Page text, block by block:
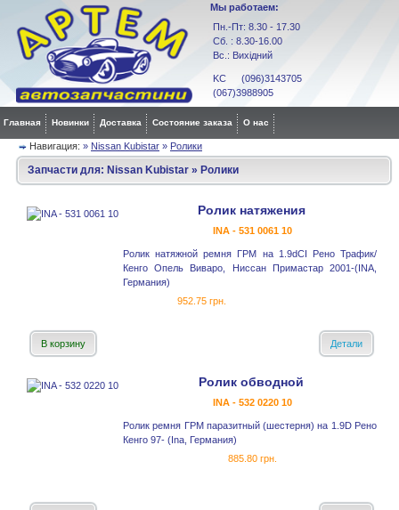
Мы работаем:
Пн.-Пт: 8.30 - 17.30
Сб. : 8.30-16.00
Вс.: Вихідний
KC (096)3143705
(067)3988905
Главная Новинки Доставка Состояние заказа О нас
Навигация: » Nissan Kubistar » Ролики
Запчасти для: Nissan Kubistar » Ролики
Ролик натяжения
INA - 531 0061 10
Ролик натяжной ремня ГРМ на 1.9dCI Рено Трафик/
Кенго Опель Виваро, Ниссан Примастар 2001-(INA,
Германия)
952.75 грн.
В корзину Детали
Ролик обводной
INA - 532 0220 10
Ролик ремня ГРМ паразитный (шестерня) на 1.9D Рено
Кенго 97- (Ina, Германия)
885.80 грн.